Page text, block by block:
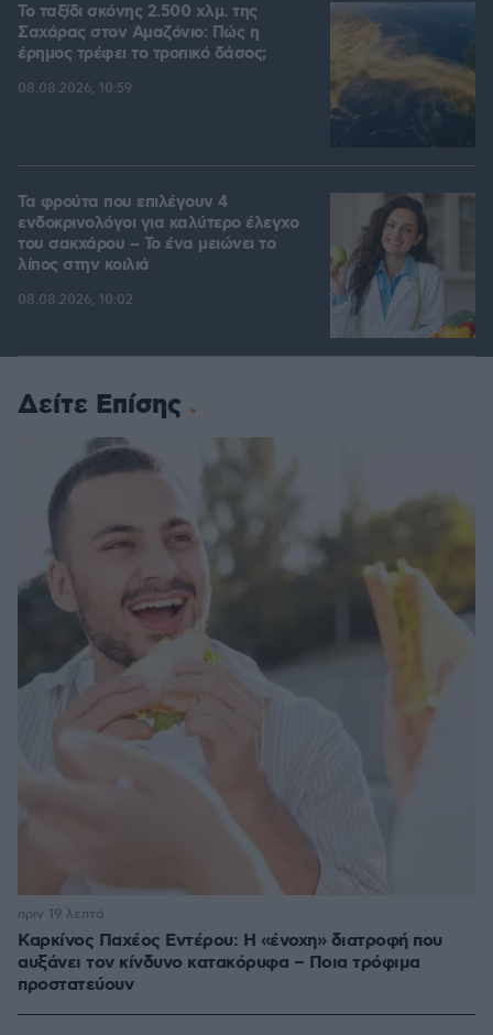
Το ταξίδι σκόνης 2.500 χλμ. της
Σαχάρας στον Αμαζόνιο: Πώς η
έρημος τρέφει το τροπικό δάσος;
08.08.2026, 10:59
Τα φρούτα που επιλέγουν 4
ενδοκρινολόγοι για καλύτερο έλεγχο
του σακχάρου – Το ένα μειώνει το
λίπος στην κοιλιά
08.08.2026, 10:02
Δείτε Επίσης
Καρκίνος Παχέος Εντέρου: Η «ένοχη» διατροφή που
αυξάνει τον κίνδυνο κατακόρυφα – Ποια τρόφιμα
προστατεύουν
πριν 19 λεπτά